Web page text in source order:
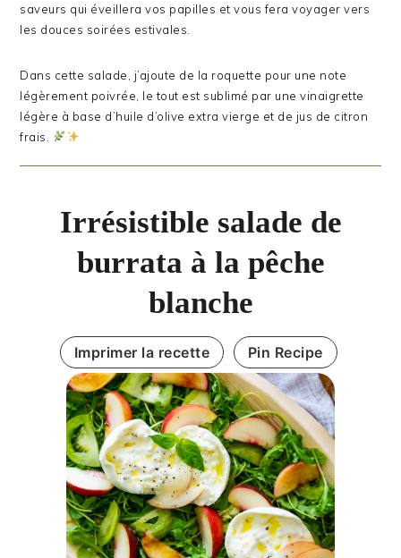
saveurs qui éveillera vos papilles et vous fera voyager vers
les douces soirées estivales.
Dans cette salade, j’ajoute de la roquette pour une note
légèrement poivrée, le tout est sublimé par une vinaigrette
légère à base d’huile d’olive extra vierge et de jus de citron
frais.
Irrésistible salade de
burrata à la pêche
blanche
Imprimer la recette Pin Recipe